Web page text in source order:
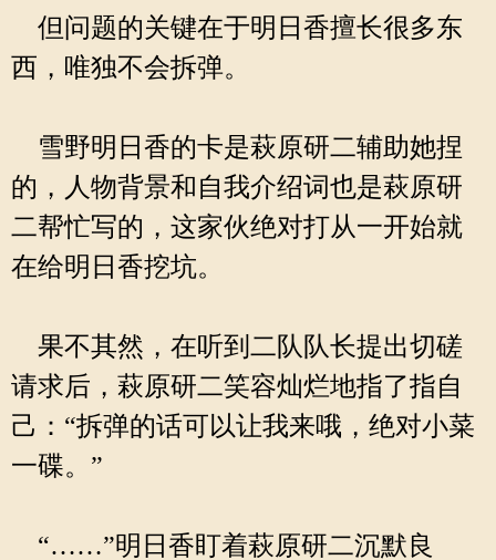
但问题的关键在于明日香擅长很多东
西，唯独不会拆弹。
雪野明日香的卡是萩原研二辅助她捏
的，人物背景和自我介绍词也是萩原研
二帮忙写的，这家伙绝对打从一开始就
在给明日香挖坑。
果不其然，在听到二队队长提出切磋
请求后，萩原研二笑容灿烂地指了指自
己：“拆弹的话可以让我来哦，绝对小菜
一碟。”
“……”明日香盯着萩原研二沉默良